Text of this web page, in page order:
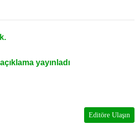
yayınladı
Editöre Ulaşın